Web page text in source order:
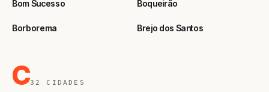
Bom Sucesso Boqueirão
Borborema Brejo dos Santos
C32 CIDADES